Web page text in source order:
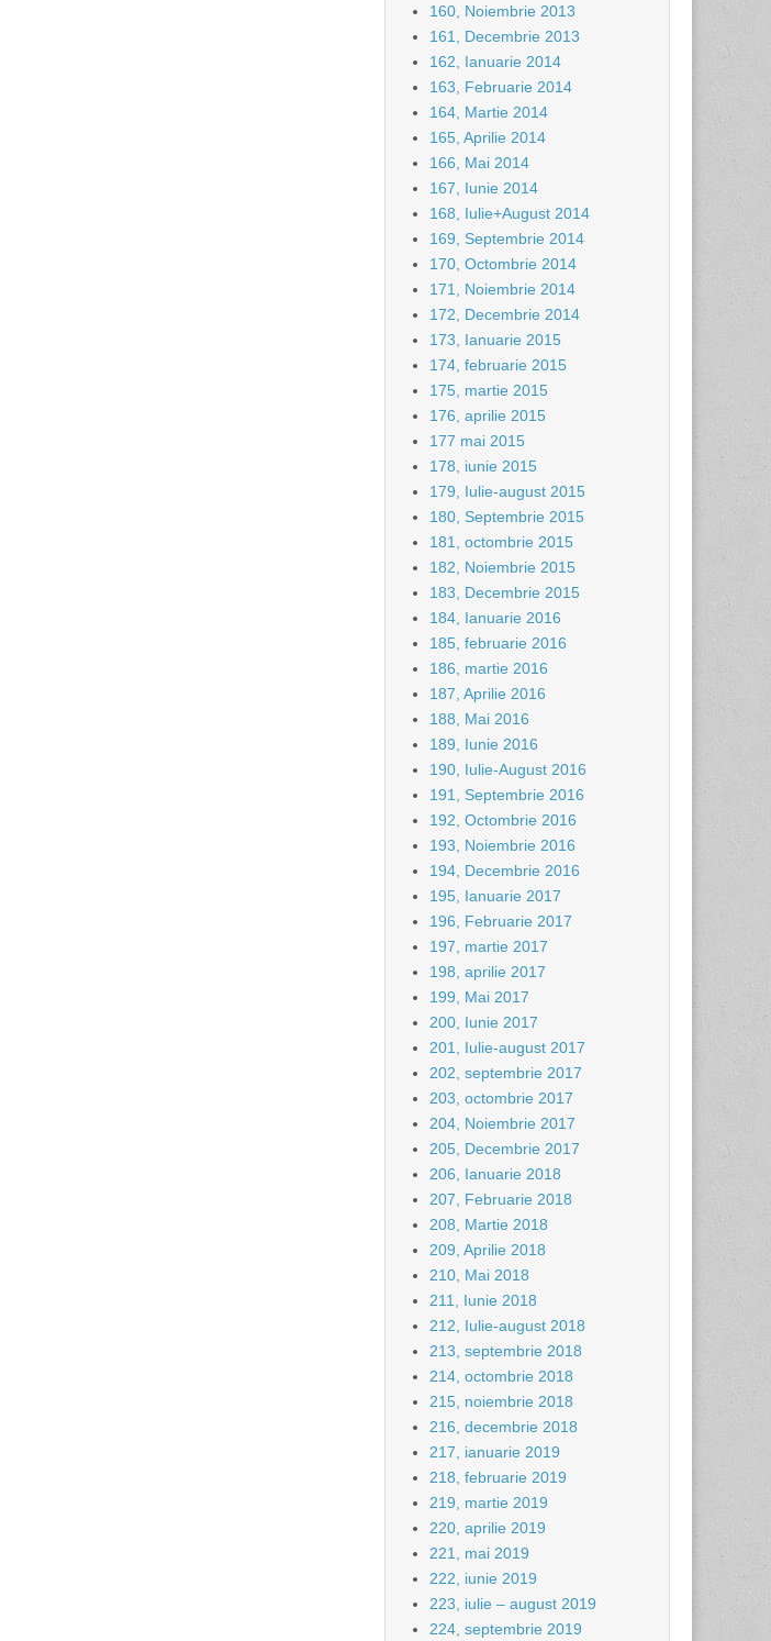
160, Noiembrie 2013
161, Decembrie 2013
162, Ianuarie 2014
163, Februarie 2014
164, Martie 2014
165, Aprilie 2014
166, Mai 2014
167, Iunie 2014
168, Iulie+August 2014
169, Septembrie 2014
170, Octombrie 2014
171, Noiembrie 2014
172, Decembrie 2014
173, Ianuarie 2015
174, februarie 2015
175, martie 2015
176, aprilie 2015
177 mai 2015
178, iunie 2015
179, Iulie-august 2015
180, Septembrie 2015
181, octombrie 2015
182, Noiembrie 2015
183, Decembrie 2015
184, Ianuarie 2016
185, februarie 2016
186, martie 2016
187, Aprilie 2016
188, Mai 2016
189, Iunie 2016
190, Iulie-August 2016
191, Septembrie 2016
192, Octombrie 2016
193, Noiembrie 2016
194, Decembrie 2016
195, Ianuarie 2017
196, Februarie 2017
197, martie 2017
198, aprilie 2017
199, Mai 2017
200, Iunie 2017
201, Iulie-august 2017
202, septembrie 2017
203, octombrie 2017
204, Noiembrie 2017
205, Decembrie 2017
206, Ianuarie 2018
207, Februarie 2018
208, Martie 2018
209, Aprilie 2018
210, Mai 2018
211, Iunie 2018
212, Iulie-august 2018
213, septembrie 2018
214, octombrie 2018
215, noiembrie 2018
216, decembrie 2018
217, ianuarie 2019
218, februarie 2019
219, martie 2019
220, aprilie 2019
221, mai 2019
222, iunie 2019
223, iulie – august 2019
224, septembrie 2019